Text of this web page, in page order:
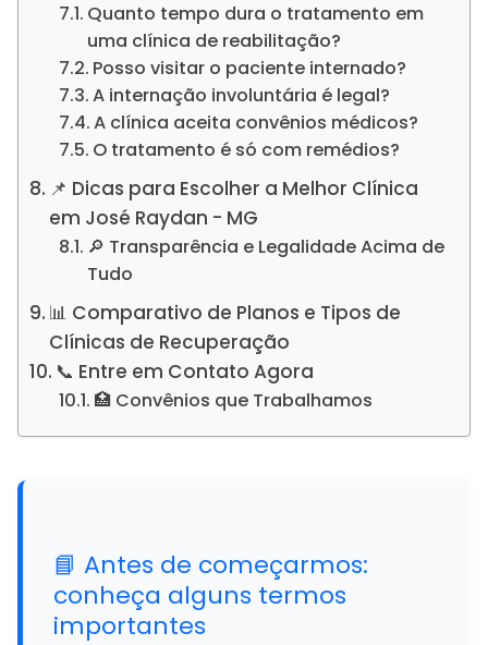
Quanto tempo dura o tratamento em
uma clínica de reabilitação?
Posso visitar o paciente internado?
A internação involuntária é legal?
A clínica aceita convênios médicos?
O tratamento é só com remédios?
📌 Dicas para Escolher a Melhor Clínica
em José Raydan - MG
🔎 Transparência e Legalidade Acima de
Tudo
📊 Comparativo de Planos e Tipos de
Clínicas de Recuperação
📞 Entre em Contato Agora
🏥 Convênios que Trabalhamos
📘 Antes de começarmos:
conheça alguns termos
importantes